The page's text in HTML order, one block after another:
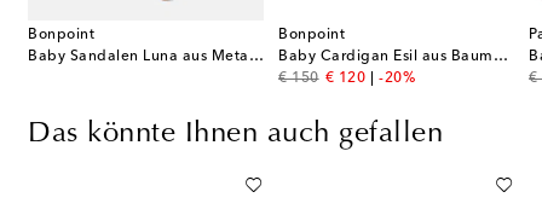
Bonpoint
Baby Sandalen Luna aus Metallic-Leder
Bonpoint
Baby Cardigan Esil aus Baumwolle und Kaschmir
€ 150
original price
€ 120
discount price
-20% €
Das könnte Ihnen auch gefallen